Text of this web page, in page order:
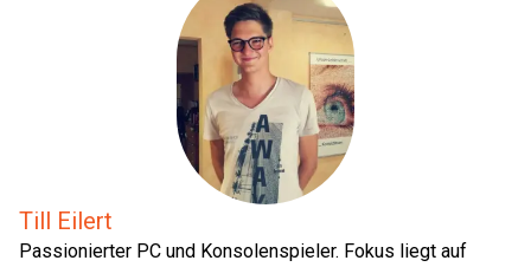
Till Eilert
Passionierter PC und Konsolenspieler. Fokus liegt auf